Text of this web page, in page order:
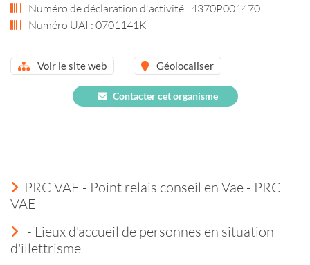
Numéro de déclaration d'activité : 4370P001470
Numéro UAI : 0701141K
Voir le site web Géolocaliser
Contacter cet organisme
PRC VAE - Point relais conseil en Vae - PRC
VAE
- Lieux d'accueil de personnes en situation
d'illettrisme